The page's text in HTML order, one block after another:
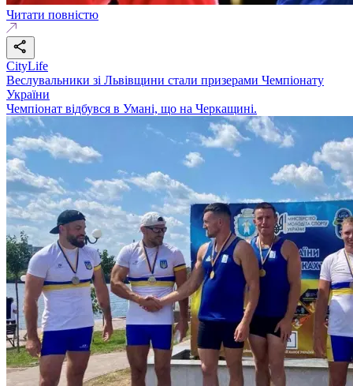
Читати повністю
CityLife
Веслувальники зі Львівщини стали призерами Чемпіонату
України
Чемпіонат відбувся в Умані, що на Черкащині.